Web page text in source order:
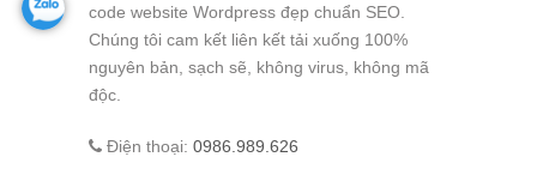
code website Wordpress đẹp chuẩn SEO.
Chúng tôi cam kết liên kết tải xuống 100%
nguyên bản, sạch sẽ, không virus, không mã
độc.
Điện thoại: 0986.989.626